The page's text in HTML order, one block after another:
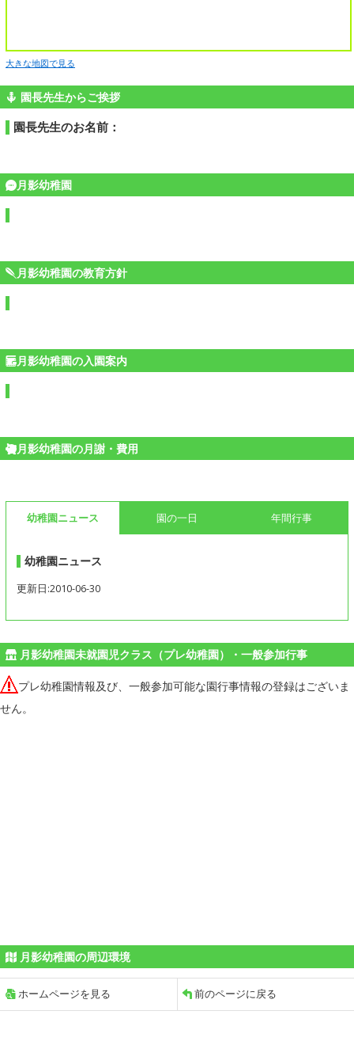
大きな地図で見る
園長先生からご挨拶
園長先生のお名前：
月影幼稚園
月影幼稚園の教育方針
月影幼稚園の入園案内
月影幼稚園の月謝・費用
幼稚園ニュース 園の一日 年間行事
幼稚園ニュース
更新日:2010-06-30
月影幼稚園未就園児クラス（プレ幼稚園）・一般参加行事
プレ幼稚園情報及び、一般参加可能な園行事情報の登録はございま
せん。
月影幼稚園の周辺環境
ホームページを見る 前のページに戻る